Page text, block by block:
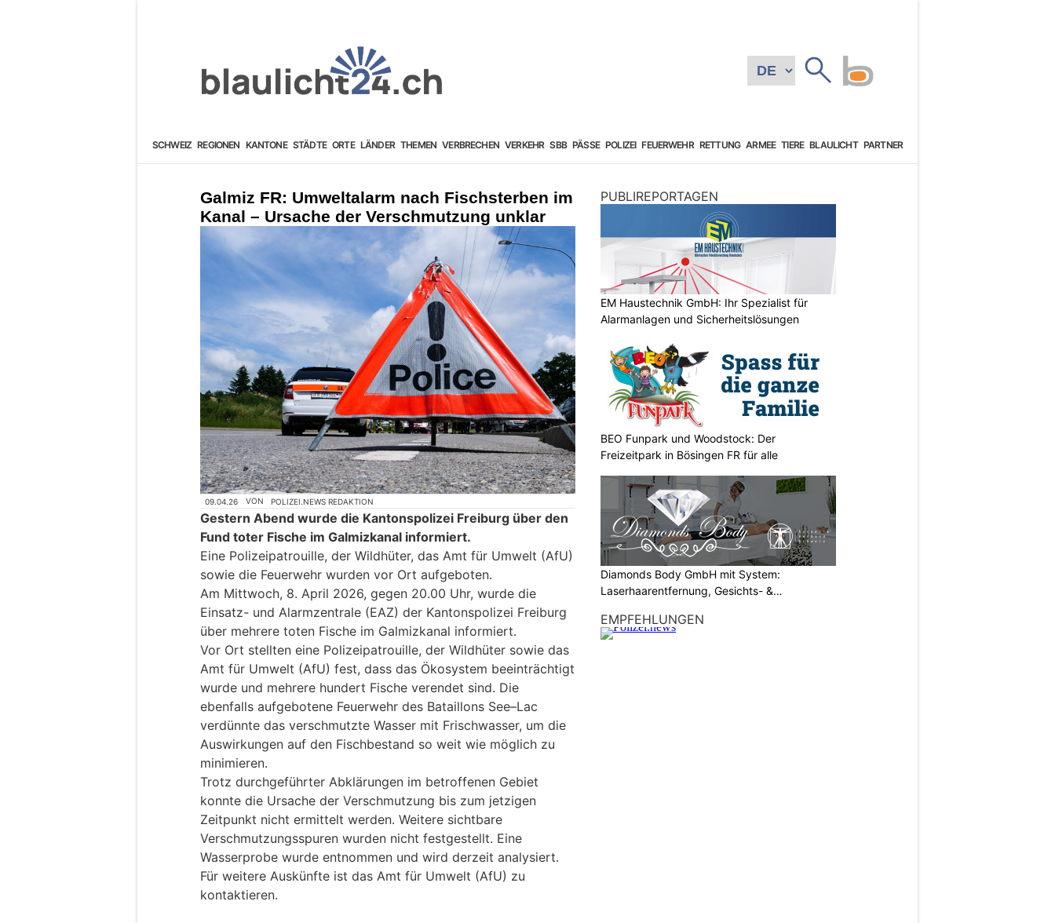
SCHWEIZ REGIONEN KANTONE STÄDTE ORTE LÄNDER THEMEN VERBRECHEN VERKEHR SBB PÄSSE POLIZEI FEUERWEHR RETTUNG ARMEE TIERE BLAULICHT PARTNER
Galmiz FR: Umweltalarm nach Fischsterben im
Kanal – Ursache der Verschmutzung unklar
09.04.26 VON POLIZEI.NEWS REDAKTION
Gestern Abend wurde die Kantonspolizei Freiburg über den
Fund toter Fische im Galmizkanal informiert.
Eine Polizeipatrouille, der Wildhüter, das Amt für Umwelt (AfU)
sowie die Feuerwehr wurden vor Ort aufgeboten.
Am Mittwoch, 8. April 2026, gegen 20.00 Uhr, wurde die
Einsatz- und Alarmzentrale (EAZ) der Kantonspolizei Freiburg
über mehrere toten Fische im Galmizkanal informiert.
Vor Ort stellten eine Polizeipatrouille, der Wildhüter sowie das
Amt für Umwelt (AfU) fest, dass das Ökosystem beeinträchtigt
wurde und mehrere hundert Fische verendet sind. Die
ebenfalls aufgebotene Feuerwehr des Bataillons See–Lac
verdünnte das verschmutzte Wasser mit Frischwasser, um die
Auswirkungen auf den Fischbestand so weit wie möglich zu
minimieren.
Trotz durchgeführter Abklärungen im betroffenen Gebiet
konnte die Ursache der Verschmutzung bis zum jetzigen
Zeitpunkt nicht ermittelt werden. Weitere sichtbare
Verschmutzungsspuren wurden nicht festgestellt. Eine
Wasserprobe wurde entnommen und wird derzeit analysiert.
Für weitere Auskünfte ist das Amt für Umwelt (AfU) zu
kontaktieren.
PUBLIREPORTAGEN
EM Haustechnik GmbH: Ihr Spezialist für
Alarmanlagen und Sicherheitslösungen
BEO Funpark und Woodstock: Der
Freizeitpark in Bösingen FR für alle
Diamonds Body GmbH mit System:
Laserhaarentfernung, Gesichts- &
EMPFEHLUNGEN